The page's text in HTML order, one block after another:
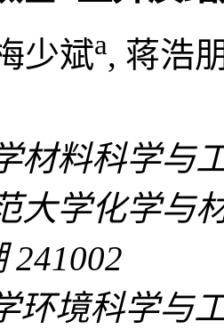
少斌a, 蒋浩
材料科学与
大学化学与
241002
环境科学与